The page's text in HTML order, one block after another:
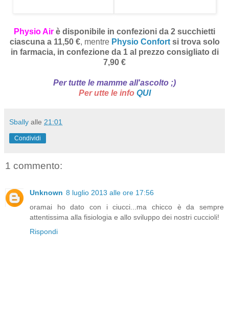
Physio Air è disponibile in confezioni da 2 succhietti
ciascuna a 11,50 €, mentre Physio Confort si trova solo
in farmacia, in confezione da 1 al prezzo consigliato di
7,90 €
Per tutte le mamme all'ascolto ;)
Per utte le info QUI
Sbally alle 21:01
Condividi
1 commento:
Unknown 8 luglio 2013 alle ore 17:56
oramai ho dato con i ciucci...ma chicco è da sempre
attentissima alla fisiologia e allo sviluppo dei nostri cuccioli!
Rispondi